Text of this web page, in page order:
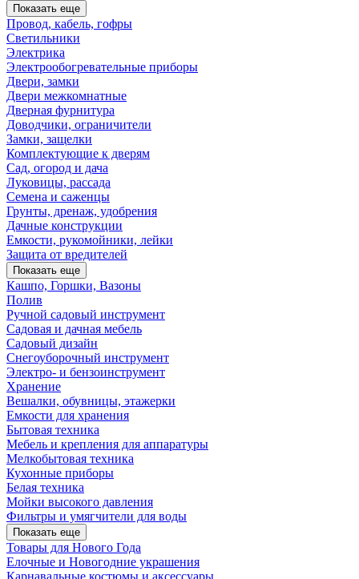
Показать еще
Провод, кабель, гофры
Светильники
Электрика
Электрообогревательные приборы
Двери, замки
Двери межкомнатные
Дверная фурнитура
Доводчики, ограничители
Замки, защелки
Комплектующие к дверям
Сад, огород и дача
Луковицы, рассада
Семена и саженцы
Грунты, дренаж, удобрения
Дачные конструкции
Емкости, рукомойники, лейки
Защита от вредителей
Показать еще
Кашпо, Горшки, Вазоны
Полив
Ручной садовый инструмент
Садовая и дачная мебель
Садовый дизайн
Снегоуборочный инструмент
Электро- и бензоинструмент
Хранение
Вешалки, обувницы, этажерки
Емкости для хранения
Бытовая техника
Мебель и крепления для аппаратуры
Мелкобытовая техника
Кухонные приборы
Белая техника
Мойки высокого давления
Фильтры и умягчители для воды
Показать еще
Товары для Нового Года
Елочные и Новогодние украшения
Карнавальные костюмы и аксессуары